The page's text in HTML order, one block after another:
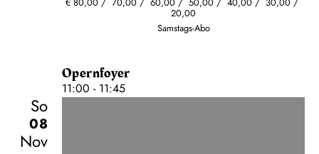
20,00
Samstags-Abo
Opernfoyer
11:00 - 11:45
So
08
Nov